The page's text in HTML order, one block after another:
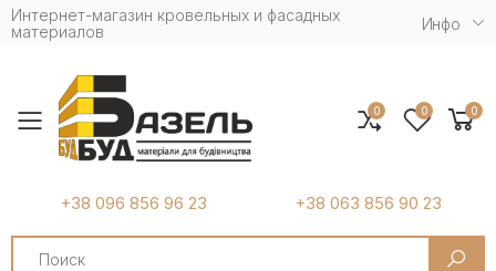
Интернет-магазин кровельных и фасадных
материалов
Инфо
Toggle mobile menu
+38 096 856 96 23 +38 063 856 90 23
Search
0 0 0